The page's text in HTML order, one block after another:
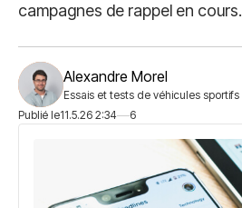
campagnes de rappel en cours.
Alexandre Morel
Essais et tests de véhicules sportifs
Publié le11.5.26 2:34 6